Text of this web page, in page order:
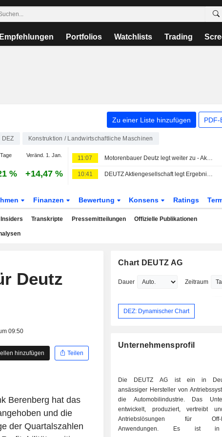
Empfehlungen Portfolios Watchlists Trading
Zu einer Liste hinzufügen PDF-
DEZ Konstruktion / Landwirtschaftliche Maschinen
Veränd. 1. Jan.
% +14,47 %
11:07 Motorenbauer Deutz legt weiter zu - Aktie kaum bewegt
10:41 DEUTZ Aktiengesellschaft legt Ergebnisse für das Halbjahr bis zum 30. Juni 2026 vor
Finanzen Bewertung Konsens Ratings
Insiders Transkripte Pressemitteilungen Offizielle Publikationen
Deutz
09:50
hinzufügen
Teilen
Berenberg hat das
und die
der Quartalszahlen
Chart DEUTZ AG
Dauer Zeitraum
DEZ: Dynamischer Chart
Unternehmensprofil
Die DEUTZ AG ist ein in
ansässiger Hersteller von
die Automobilindustrie. Das
entwickelt, produziert, vertreibt
Antriebslösungen für Off-
Anwendungen. Es ist